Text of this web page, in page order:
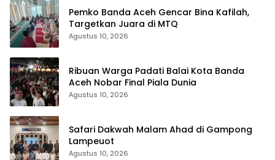
Pemko Banda Aceh Gencar Bina Kafilah,
Targetkan Juara di MTQ
Agustus 10, 2026
Ribuan Warga Padati Balai Kota Banda
Aceh Nobar Final Piala Dunia
Agustus 10, 2026
Safari Dakwah Malam Ahad di Gampong
Lampeuot
Agustus 10, 2026